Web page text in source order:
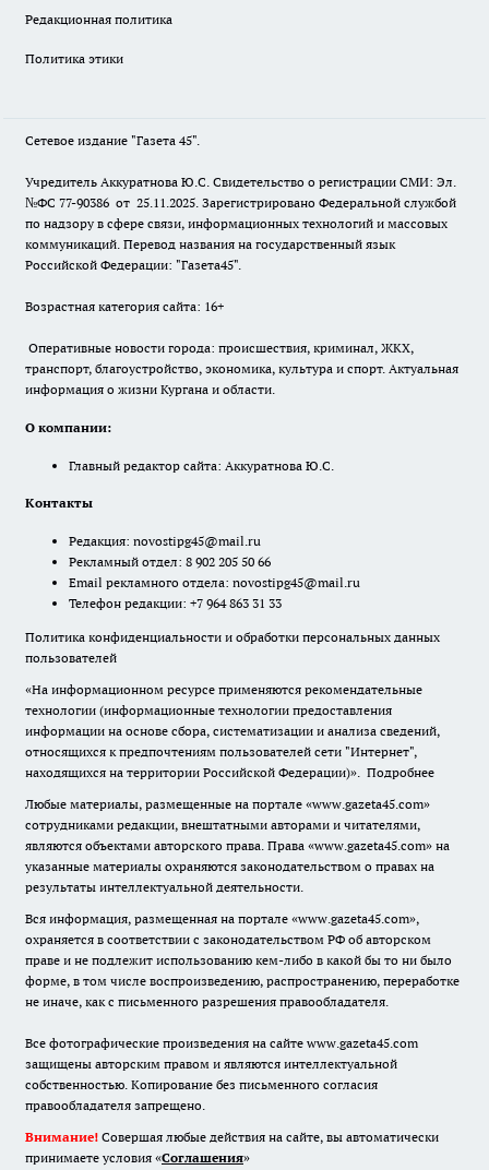
Редакционная политика
Политика этики
Сетевое издание "Газета 45".
Учредитель Аккуратнова Ю.С. Свидетельство о регистрации СМИ: Эл.
№ФС 77-90386 от 25.11.2025. Зарегистрировано Федеральной службой
по надзору в сфере связи, информационных технологий и массовых
коммуникаций. Перевод названия на государственный язык
Российской Федерации: "Газета45".
Возрастная категория сайта: 16+
Оперативные новости города: происшествия, криминал, ЖКХ,
транспорт, благоустройство, экономика, культура и спорт. Актуальная
информация о жизни Кургана и области.
О компании:
Главный редактор сайта: Аккуратнова Ю.С.
Контакты
Редакция: novostipg45@mail.ru
Рекламный отдел: 8 902 205 50 66
Email рекламного отдела: novostipg45@mail.ru
Телефон редакции: +7 964 863 31 33
Политика конфиденциальности и обработки персональных данных
пользователей
«На информационном ресурсе применяются рекомендательные
технологии (информационные технологии предоставления
информации на основе сбора, систематизации и анализа сведений,
относящихся к предпочтениям пользователей сети "Интернет",
находящихся на территории Российской Федерации)». Подробнее
Любые материалы, размещенные на портале «www.gazeta45.com»
сотрудниками редакции, внештатными авторами и читателями,
являются объектами авторского права. Права «www.gazeta45.com» на
указанные материалы охраняются законодательством о правах на
результаты интеллектуальной деятельности.
Вся информация, размещенная на портале «www.gazeta45.com»,
охраняется в соответствии с законодательством РФ об авторском
праве и не подлежит использованию кем-либо в какой бы то ни было
форме, в том числе воспроизведению, распространению, переработке
не иначе, как с письменного разрешения правообладателя.
Все фотографические произведения на сайте www.gazeta45.com
защищены авторским правом и являются интеллектуальной
собственностью. Копирование без письменного согласия
правообладателя запрещено.
Внимание! Совершая любые действия на сайте, вы автоматически
принимаете условия «Cоглашения»